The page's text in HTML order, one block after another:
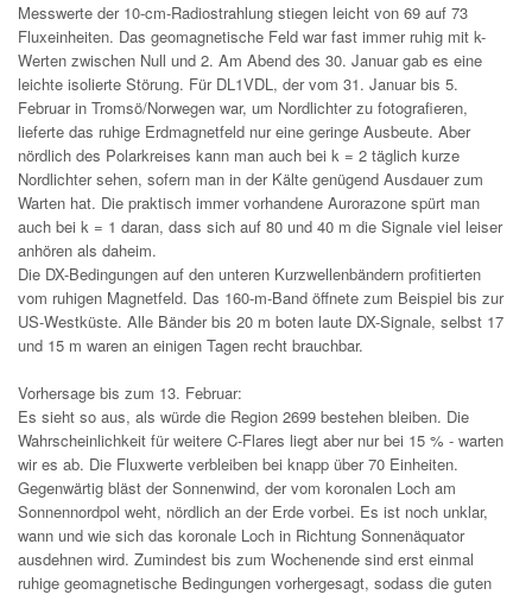
Messwerte der 10-cm-Radiostrahlung stiegen leicht von 69 auf 73
Fluxeinheiten. Das geomagnetische Feld war fast immer ruhig mit k-
Werten zwischen Null und 2. Am Abend des 30. Januar gab es eine
leichte isolierte Störung. Für DL1VDL, der vom 31. Januar bis 5.
Februar in Tromsö/Norwegen war, um Nordlichter zu fotografieren,
lieferte das ruhige Erdmagnetfeld nur eine geringe Ausbeute. Aber
nördlich des Polarkreises kann man auch bei k = 2 täglich kurze
Nordlichter sehen, sofern man in der Kälte genügend Ausdauer zum
Warten hat. Die praktisch immer vorhandene Aurorazone spürt man
auch bei k = 1 daran, dass sich auf 80 und 40 m die Signale viel leiser
anhören als daheim.
Die DX-Bedingungen auf den unteren Kurzwellenbändern profitierten
vom ruhigen Magnetfeld. Das 160-m-Band öffnete zum Beispiel bis zur
US-Westküste. Alle Bänder bis 20 m boten laute DX-Signale, selbst 17
und 15 m waren an einigen Tagen recht brauchbar.
Vorhersage bis zum 13. Februar:
Es sieht so aus, als würde die Region 2699 bestehen bleiben. Die
Wahrscheinlichkeit für weitere C-Flares liegt aber nur bei 15 % - warten
wir es ab. Die Fluxwerte verbleiben bei knapp über 70 Einheiten.
Gegenwärtig bläst der Sonnenwind, der vom koronalen Loch am
Sonnennordpol weht, nördlich an der Erde vorbei. Es ist noch unklar,
wann und wie sich das koronale Loch in Richtung Sonnenäquator
ausdehnen wird. Zumindest bis zum Wochenende sind erst einmal
ruhige geomagnetische Bedingungen vorhergesagt, sodass die guten